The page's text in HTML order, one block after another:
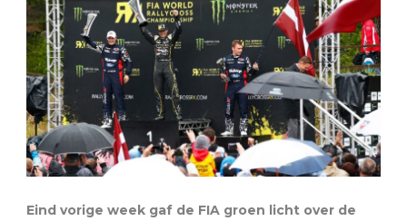
Eind vorige week gaf de FIA groen licht over de